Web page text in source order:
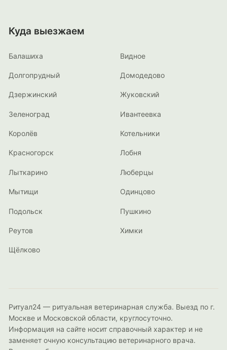
Куда выезжаем
Балашиха Видное
Долгопрудный Домодедово
Дзержинский Жуковский
Зеленоград Ивантеевка
Королёв Котельники
Красногорск Лобня
Лыткарино Люберцы
Мытищи Одинцово
Подольск Пушкино
Реутов Химки
Щёлково
Ритуал24 — ритуальная ветеринарная служба. Выезд по г.
Москве и Московской области, круглосуточно.
Информация на сайте носит справочный характер и не
заменяет очную консультацию ветеринарного врача.